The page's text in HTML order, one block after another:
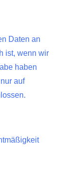
Daten an
ist, wenn wir
haben
auf